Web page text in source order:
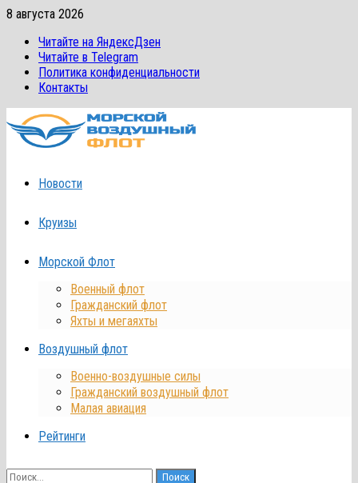
Перейти
содержимому
8 августа 2026
Читайте на ЯндексДзен
Читайте в Telegram
Политика конфиденциальности
Контакты
Новости
Круизы
Морской Флот
Военный флот
Гражданский флот
Яхты и мегаяхты
Воздушный флот
Военно-воздушные силы
Гражданский воздушный флот
Малая авиация
Рейтинги
Найти: